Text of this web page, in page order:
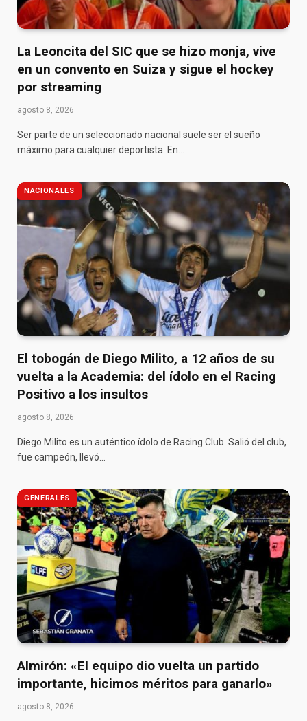
La Leoncita del SIC que se hizo monja, vive
en un convento en Suiza y sigue el hockey
por streaming
agosto 8, 2026
Ser parte de un seleccionado nacional suele ser el sueño
máximo para cualquier deportista. En…
NACIONALES
El tobogán de Diego Milito, a 12 años de su
vuelta a la Academia: del ídolo en el Racing
Positivo a los insultos
agosto 8, 2026
Diego Milito es un auténtico ídolo de Racing Club. Salió del club,
fue campeón, llevó…
GENERALES
Almirón: «El equipo dio vuelta un partido
importante, hicimos méritos para ganarlo»
agosto 8, 2026